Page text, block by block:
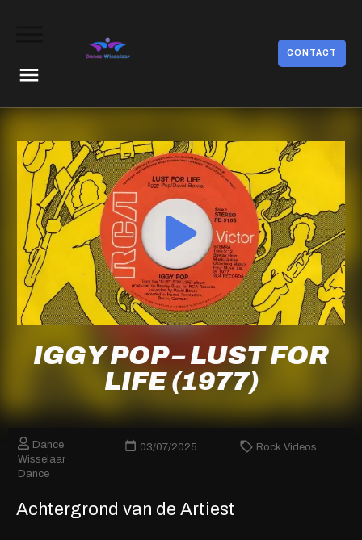
CONTACT
IGGY POP – LUST FOR
LIFE (1977)
Dance
Wisselaar
Dance
03/07/2025 Rock Videos
Achtergrond van de Artiest